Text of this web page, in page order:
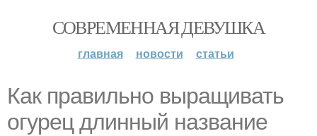
СОВРЕМЕННАЯ ДЕВУШКА
главная новости статьи
Как правильно выращивать
огурец длинный название